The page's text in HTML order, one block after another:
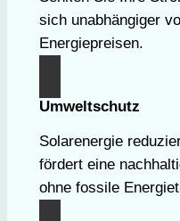
sich unabhängiger
Energiepreisen.
Umweltschutz
Solarenergie
fördert eine
ohne fossile